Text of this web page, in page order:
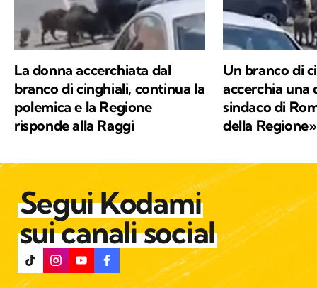
La donna accerchiata dal
branco di cinghiali, continua la
polemica e la Regione
risponde alla Raggi
Un branco di
accerchia una
sindaco di
della Regione»
Segui Kodami
sui canali social